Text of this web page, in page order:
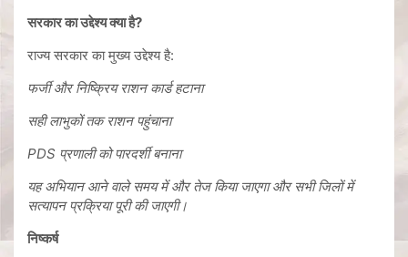
सरकार का उद्देश्य क्या है?
राज्य सरकार का मुख्य उद्देश्य है:
फर्जी और निष्क्रिय राशन कार्ड हटाना
सही लाभुकों तक राशन पहुंचाना
PDS प्रणाली को पारदर्शी बनाना
यह अभियान आने वाले समय में और तेज किया जाएगा और सभी जिलों में
सत्यापन प्रक्रिया पूरी की जाएगी।
निष्कर्ष